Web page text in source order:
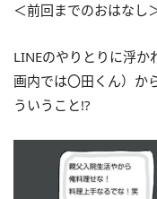
＜前回までのおはなし
LINEのやりとりに浮か
画内では〇田くん）か
ういうこと!?